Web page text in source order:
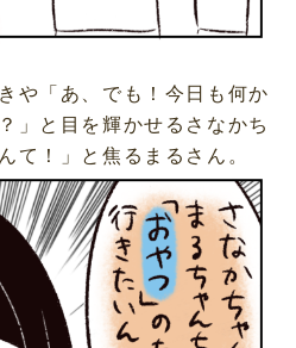
や「あ、でも！今日も何か
」と目を輝かせるさなかち
て！」と焦るまるさん。